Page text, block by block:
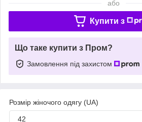
або
Купити з
Що таке купити з Пром?
Замовлення під захистом
Розмір жіночого одягу (UA)
42